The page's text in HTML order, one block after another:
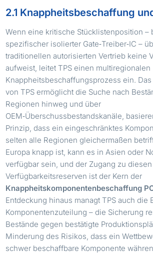
2.1 Knappheitsbeschaffung
Wenn eine kritische Stücklistenposition
spezifischer isolierter Gate‑Treiber‑IC –
traditionellen autorisierten Vertrieb keine
aufweist, leitet TPS einen multiregionalen
Knappheitsbeschaffungsprozess ein.
von TPS ermöglicht die Suche nach
Regionen hinweg und über
OEM‑Überschussbestandskanäle,
Prinzip, dass ein eingeschränktes
selten alle Regionen gleichermaßen
Europa knapp ist, kann es in Asien oder
verfügbar sein, und der Zugang zu
Verfügbarkeitsreserven ist der Kern der
Knappheitskomponentenbeschaffung
Entdeckung hinaus managt TPS auch die
Komponentenzuteilung – die Sicherung
Bestände gegen bestätigte
Minderung des Risikos, dass ein
schwer beschaffbare Komponente